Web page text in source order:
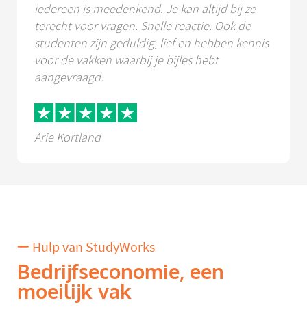
iedereen is meedenkend. Je kan altijd bij ze
terecht voor vragen. Snelle reactie. Ook de
studenten zijn geduldig, lief en hebben kennis
voor de vakken waarbij je bijles hebt
aangevraagd.
Arie Kortland
Hulp van StudyWorks
Bedrijfseconomie, een
moeilijk vak